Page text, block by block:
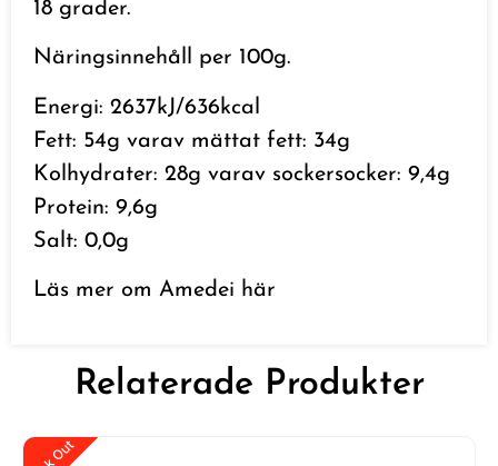
18 grader.
Näringsinnehåll per 100g.
Energi: 2637kJ/636kcal
Fett: 54g varav mättat fett: 34g
Kolhydrater: 28g varav sockersocker: 9,4g
Protein: 9,6g
Salt: 0,0g
Läs mer om Amedei här
Relaterade Produkter